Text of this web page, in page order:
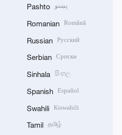
Pashto پښتو
Romanian Română
Russian Русский
Serbian Српски
Sinhala සිංහල
Spanish Español
Swahili Kiswahili
Tamil தமிழ்